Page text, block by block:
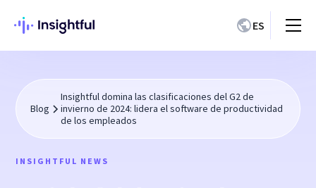
ES
Blog
Insightful domina las clasificaciones del G2 de
invierno de 2024: lidera el software de productividad
de los empleados
INSIGHTFUL NEWS